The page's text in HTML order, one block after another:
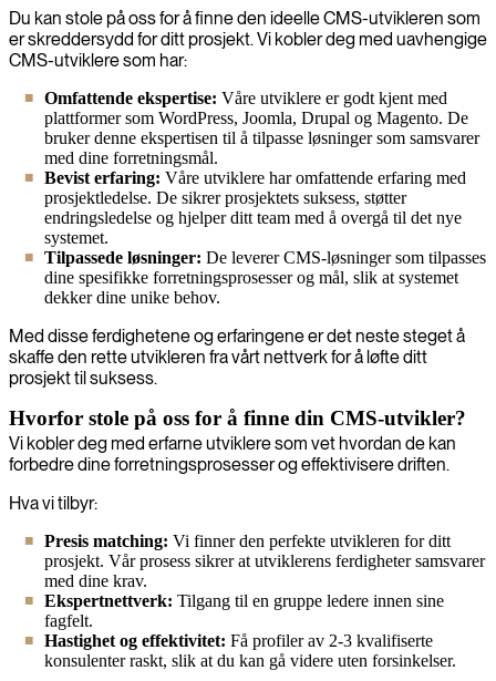
Vi utvikler tilpassede innholdshåndteringssystemer (CMS) som gjør
det mulig for bedrifter å effektivt lage, administrere og publisere
digitalt innhold, noe som øker arbeidsflyteffektiviteten og
Du kan stole på oss for å finne den ideelle CMS-utvikleren som
er skreddersydd for ditt prosjekt. Vi kobler deg med uavhengige
CMS-utviklere som har:
Omfattende ekspertise: Våre utviklere er godt kjent med
plattformer som WordPress, Joomla, Drupal og Magento. De
bruker denne ekspertisen til å tilpasse løsninger som samsvarer
med dine forretningsmål.
Bevist erfaring: Våre utviklere har omfattende erfaring med
prosjektledelse. De sikrer prosjektets suksess, støtter
endringsledelse og hjelper ditt team med å overgå til det nye
systemet.
Tilpassede løsninger: De leverer CMS-løsninger som tilpasses
dine spesifikke forretningsprosesser og mål, slik at systemet
dekker dine unike behov.
Med disse ferdighetene og erfaringene er det neste steget å
skaffe den rette utvikleren fra vårt nettverk for å løfte ditt
prosjekt til suksess.
Hvorfor stole på oss for å finne din CMS-utvikler?
Vi kobler deg med erfarne utviklere som vet hvordan de kan
forbedre dine forretningsprosesser og effektivisere driften.
Hva vi tilbyr:
Presis matching: Vi finner den perfekte utvikleren for ditt
prosjekt. Vår prosess sikrer at utviklerens ferdigheter samsvarer
med dine krav.
Ekspertnettverk: Tilgang til en gruppe ledere innen sine
fagfelt.
Hastighet og effektivitet: Få profiler av 2-3 kvalifiserte
konsulenter raskt, slik at du kan gå videre uten forsinkelser.